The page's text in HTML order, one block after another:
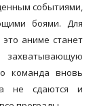
событиями,
боями. Для
аниме станет
команда вновь
не сдаются и